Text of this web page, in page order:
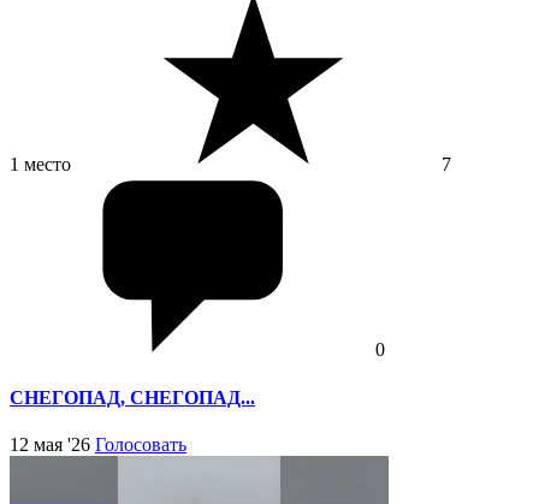
1 место 7
0
СНЕГОПАД, СНЕГОПАД...
12 мая '26 Голосовать